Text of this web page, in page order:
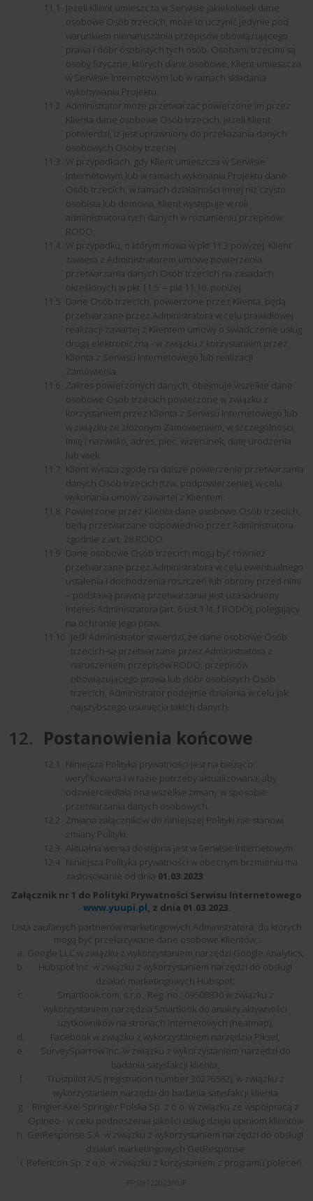
Jeżeli Klient umieszcza w Serwisie jakiekolwiek dane
osobowe Osób trzecich, może to uczynić jedynie pod
warunkiem nienaruszania przepisów obowiązującego
prawa i dóbr osobistych tych osób. Osobami trzecimi są
osoby fizyczne, których dane osobowe, Klient umieszcza
w Serwisie Internetowym lub w ramach składania
wykonywania Projektu.
Administrator może przetwarzać powierzone im przez
Klienta dane osobowe Osób trzecich, jeżeli Klient
potwierdzi, iż jest uprawniony do przekazania danych
osobowych Osoby trzeciej
W przypadkach, gdy Klient umieszcza w Serwisie
Internetowym lub w ramach wykonania Projektu dane
Osób trzecich, w ramach działalności innej niż czysto
osobista lub domowa, Klient występuje w roli
administratora tych danych w rozumieniu przepisów
RODO.
W przypadku, o którym mowa w pkt 11.3 powyżej, Klient
zawiera z Administratorem umowę powierzenia
przetwarzania danych Osób trzecich na zasadach
określonych w pkt 11.5. – pkt 11.10. poniżej.
Dane Osób trzecich, powierzone przez Klienta, będą
przetwarzane przez Administratora w celu prawidłowej
realizacji zawartej z Klientem umowy o świadczenie usług
drogą elektroniczną - w związku z korzystaniem przez
Klienta z Serwisu Internetowego lub realizacji
Zamówienia.
Zakres powierzonych danych, obejmuje wszelkie dane
osobowe Osób trzecich powierzone w związku z
korzystaniem przez Klienta z Serwisu Internetowego lub
w związku ze złożonym Zamówieniem, w szczególności
imię i nazwisko, adres, płeć, wizerunek, datę urodzenia
lub wiek.
Klient wyraża zgodę na dalsze powierzenie przetwarzania
danych Osób trzecich (tzw. podpowierzenie), w celu
wykonania umowy zawartej z Klientem.
Powierzone przez Klienta dane osobowe Osób trzecich,
będą przetwarzane odpowiednio przez Administratora
zgodnie z art. 28 RODO.
Dane osobowe Osób trzecich mogą być również
przetwarzane przez Administratora w celu ewentualnego
ustalenia i dochodzenia roszczeń lub obrony przed nimi
– podstawą prawną przetwarzania jest uzasadniony
interes Administratora (art. 6 ust.1 lit. f RODO), polegający
na ochronie jego praw.
Jeśli Administrator stwierdzi, że dane osobowe Osób
trzecich są przetwarzane przez Administratora z
naruszeniem przepisów RODO, przepisów
obowiązującego prawa lub dóbr osobistych Osób
trzecich, Administrator podejmie działania w celu jak
najszybszego usunięcia takich danych.
Postanowienia końcowe
Niniejsza Polityka prywatności jest na bieżąco
weryfikowana i w razie potrzeby aktualizowana, aby
odzwierciedlała ona wszelkie zmiany w sposobie
przetwarzania danych osobowych.
Zmiana załączników do niniejszej Polityki nie stanowi
zmiany Polityki.
Aktualna wersja dostępna jest w Serwisie Internetowym
Niniejsza Polityka prywatności w obecnym brzmieniu ma
zastosowanie od dnia 01.03.2023.
Załącznik nr 1 do Polityki Prywatności Serwisu Internetowego
www.yuupi.pl , z dnia 01.03.2023.
Lista zaufanych partnerów marketingowych Administratora, do których
mogą być przekazywane dane osobowe Klientów,:
Google LLC w związku z wykorzystaniem narzędzi Google Analytics;
Hubspot Inc. w związku z wykorzystaniem narzędzi do obsługi
działań marketingowych Hubspot;
Smartlook.com, s.r.o., Reg. no.: 09508830 w związku z
wykorzystaniem narzędzia Smartlook do analizy aktywności
użytkowników na stronach internetowych (heatmap),
Facebook w związku z wykorzystaniem narzędzia Piksel,
SurveySparrow Inc. w związku z wykorzystaniem narzędzi do
badania satysfakcji klienta,
Trustpilot A/S (registration number 30276582), w związku z
wykorzystaniem narzędzi do badania satysfakcji klienta
Ringier Axel Springer Polska Sp. z o.o. w związku ze współpracą z
Opineo - w celu podnoszenia jakości usług dzięki opiniom klientów
GetResponse S.A. w związku z wykorzystaniem narzędzi do obsługi
działań marketingowych GetResponse
Refericon Sp. z o.o. w związku z korzystaniem z programu poleceń.
PP_09122023/YUP